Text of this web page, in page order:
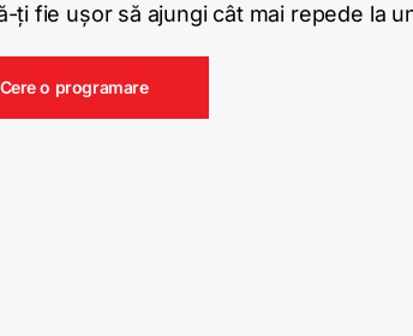
fie ușor să ajungi cât mai repede la
Cere o programare